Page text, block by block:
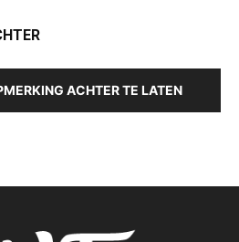
ACHTER TE LATEN